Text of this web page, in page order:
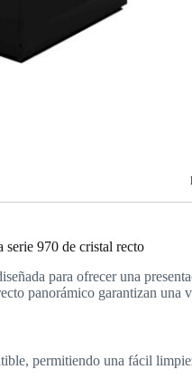
970 de cristal recto
para ofrecer una
panorámico garantizan
permitiendo una fácil